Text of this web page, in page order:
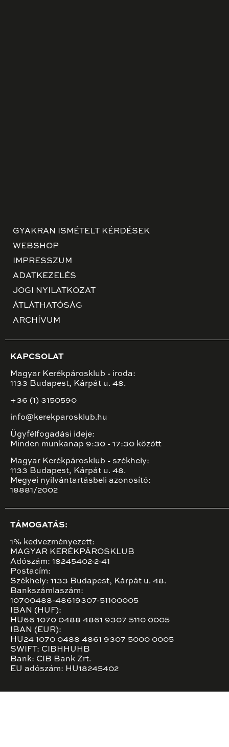
GYAKRAN ISMÉTELT KÉRDÉSEK
WEBSHOP
IMPRESSZUM
ADATKEZELÉS
JOGI NYILATKOZAT
ÁTLÁTHATÓSÁG
ARCHÍVUM
KAPCSOLAT
Magyar Kerékpárosklub - iroda:
1133 Budapest, Kárpát u. 48.
+36 (1) 3150590
info@kerekparosklub.hu
Ügyfélfogadási ideje:
Minden munkanap 9:30 - 17:30 között
Magyar Kerékpárosklub - székhely:
1133 Budapest, Kárpát u. 48.
Megyei nyilvántartásbeli azonosító:
18881/2002
TÁMOGATÁS:
1% kedvezményezett:
MAGYAR KERÉKPÁROSKLUB
Adószám: 18245402-2-41
Postacím:
Székhely: 1133 Budapest, Kárpát u. 48.
Bankszámlaszám:
10700488-48619307-51100005
IBAN (HUF):
HU66 1070 0488 4861 9307 5110 0005
IBAN (EUR):
HU24 1070 0488 4861 9307 5000 0005
SWIFT: CIBHHUHB
Bank: CIB Bank Zrt.
EU adószám: HU18245402